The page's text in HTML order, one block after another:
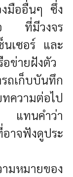
งมืออื่นๆ ซึ่ง
อ ที่มีวงจร
เซอร์ และ
อข่ายฝังตัว
ถเก็บบันทึก
ความต่อไป
แทนคำว่า
าจฟังดูประ
มหมายของ